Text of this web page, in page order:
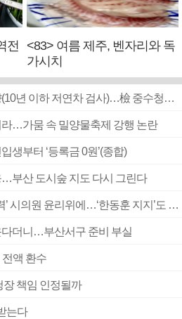
전
<83> 여름 제주, 벤자리와 독
가시치
■ 검사 신분 버리고 직급하향(10년 이하 저연차 검사)…檢 중수청행 기피
…가뭄 속 밀양물축제 강행 논란
생부터 ‘등록금 0원’(종합)
부산 도시숲 지도 다시 그린다
■ 국힘 부산시당, ‘정이한 조력’ 시의원 윤리위에…‘한동훈 지지’도 신고접수
더니…부산서구 준비 부실
액 환수
장 책임 인정될까
는다